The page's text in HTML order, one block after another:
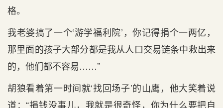
格。
我老婆搞了一个‘游学福利院’，你记得捐个一两亿，
那里面的孩子大部分都是我从人口交易链条中救出来
的，他们都不容易……”
胡狼看着第一时间就‘找回场子’的山鹰，他大笑着说
道：“捐钱没事儿，我就是很奇怪，你为什么要把自